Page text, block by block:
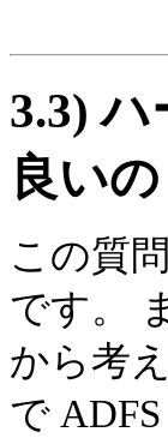
3.3)ハ
良いの
この質
です。
から考
で